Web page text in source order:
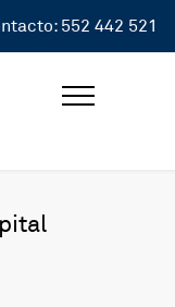
552 442 521